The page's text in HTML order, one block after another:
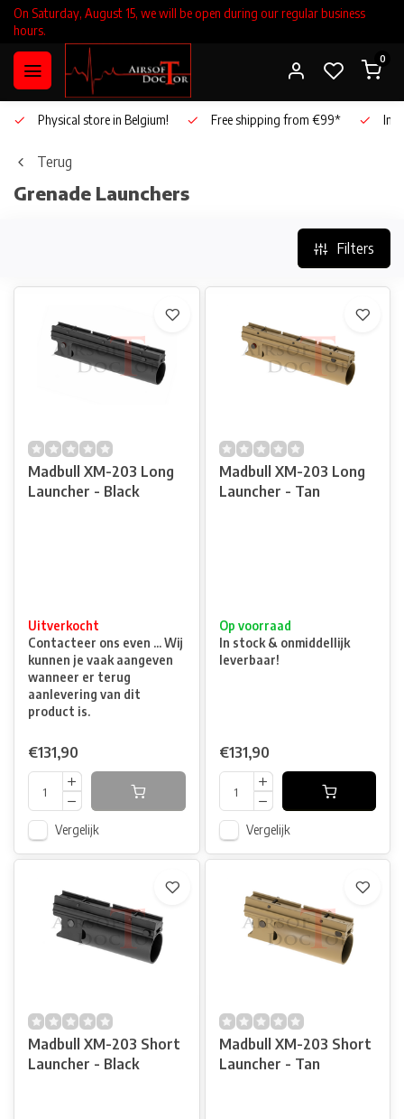
On Saturday, August 15, we will be open during our regular business
hours.
0
Physical store in Belgium! Free shipping from €99*
Terug
Grenade Launchers
Filters
Madbull XM-203 Long
Launcher - Black
Uitverkocht
Contacteer ons even ... Wij
kunnen je vaak aangeven
wanneer er terug
aanlevering van dit
product is.
€131,90
Vergelijk
Madbull XM-203 Long
Launcher - Tan
Op voorraad
In stock & onmiddellijk
leverbaar!
€131,90
Vergelijk
Madbull XM-203 Short
Launcher - Black
Madbull XM-203 Short
Launcher - Tan